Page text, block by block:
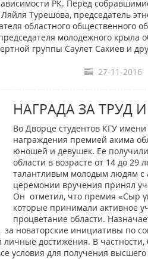
РК. Перед
Турешова, председатель
областного общественного
молодежного крыла
группы Саулет Сахиев и
27-11-2016
НАГРАДА ЗА ТРУД
Во Дворце студентов КГУ
награждения премией акима
юношей и девушек. Ее
области в возрасте от 14 до 29
талантливым молодым людям с
церемонии вручения принял
Он отметил, что премия «Сыр
которые принимали активное
процветание области.
за новаторские инициативы по
достижения. В частности,
условия для получения высшего